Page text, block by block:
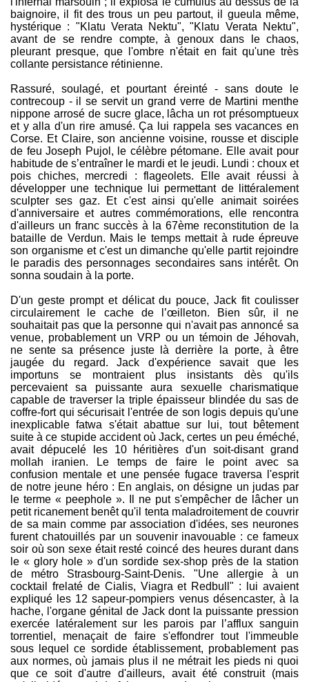
baignoire, il fit des trous un peu partout, il gueula même,
hystérique : "Klatu Verata Nektu", "Klatu Verata Nektu",
avant de se rendre compte, à genoux dans le chaos,
pleurant presque, que l'ombre n'était en fait qu'une très
collante persistance rétinienne.
Rassuré, soulagé, et pourtant éreinté - sans doute le
contrecoup - il se servit un grand verre de Martini menthe
nippone arrosé de sucre glace, lâcha un rot présomptueux
et y alla d'un rire amusé. Ça lui rappela ses vacances en
Corse. Et Claire, son ancienne voisine, rousse et disciple
de feu Joseph Pujol, le célèbre pétomane. Elle avait pour
habitude de s’entraîner le mardi et le jeudi. Lundi : choux et
pois chiches, mercredi : flageolets. Elle avait réussi à
développer une technique lui permettant de littéralement
sculpter ses gaz. Et c'est ainsi qu'elle animait soirées
d'anniversaire et autres commémorations, elle rencontra
d'ailleurs un franc succès à la 67ème reconstitution de la
bataille de Verdun. Mais le temps mettait à rude épreuve
son organisme et c'est un dimanche qu'elle partit rejoindre
le paradis des personnages secondaires sans intérêt. On
sonna soudain à la porte.
D'un geste prompt et délicat du pouce, Jack fit coulisser
circulairement le cache de l’œilleton. Bien sûr, il ne
souhaitait pas que la personne qui n'avait pas annoncé sa
venue, probablement un VRP ou un témoin de Jéhovah,
ne sente sa présence juste là derrière la porte, à être
jaugée du regard. Jack d'expérience savait que les
importuns se montraient plus insistants dès qu'ils
percevaient sa puissante aura sexuelle charismatique
capable de traverser la triple épaisseur blindée du sas de
coffre-fort qui sécurisait l'entrée de son logis depuis qu'une
inexplicable fatwa s'était abattue sur lui, tout bêtement
suite à ce stupide accident où Jack, certes un peu éméché,
avait dépucelé les 10 héritières d'un soit-disant grand
mollah iranien. Le temps de faire le point avec sa
confusion mentale et une pensée fugace traversa l'esprit
de notre jeune héro : En anglais, on désigne un judas par
le terme « peephole ». Il ne put s'empêcher de lâcher un
petit ricanement benêt qu'il tenta maladroitement de couvrir
de sa main comme par association d'idées, ses neurones
furent chatouillés par un souvenir inavouable : ce fameux
soir où son sexe était resté coincé des heures durant dans
le « glory hole » d'un sordide sex-shop près de la station
de métro Strasbourg-Saint-Denis. "Une allergie à un
cocktail frelaté de Cialis, Viagra et Redbull" : lui avaient
expliqué les 12 sapeur-pompiers venus désencaster, à la
hache, l'organe génital de Jack dont la puissante pression
exercée latéralement sur les parois par l’afflux sanguin
torrentiel, menaçait de faire s'effondrer tout l'immeuble
sous lequel ce sordide établissement, probablement pas
aux normes, où jamais plus il ne métrait les pieds ni quoi
que ce soit d'autre d'ailleurs, avait été construit (mais